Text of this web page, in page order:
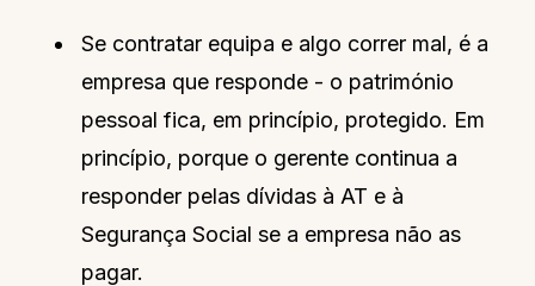
Se contratar equipa e algo correr mal, é a
empresa que responde - o património
pessoal fica, em princípio, protegido. Em
princípio, porque o gerente continua a
responder pelas dívidas à AT e à
Segurança Social se a empresa não as
pagar.